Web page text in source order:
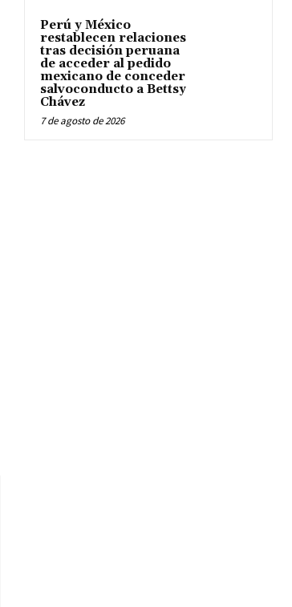
Perú y México
restablecen relaciones
tras decisión peruana
de acceder al pedido
mexicano de conceder
salvoconducto a Bettsy
Chávez
7 de agosto de 2026